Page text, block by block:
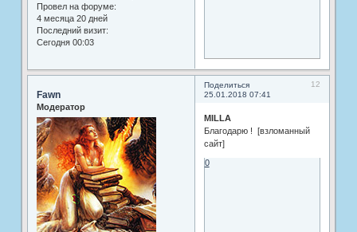
Провел на форуме:
4 месяца 20 дней
Последний визит:
Сегодня 00:03
Поделиться
12
25.01.2018 07:41
Fawn
Модератор
MILLA
Благодарю ! [взломанный
сайт]
0